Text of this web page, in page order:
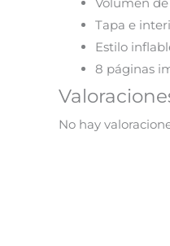
Tapa e
Estilo
8 páginas
No hay